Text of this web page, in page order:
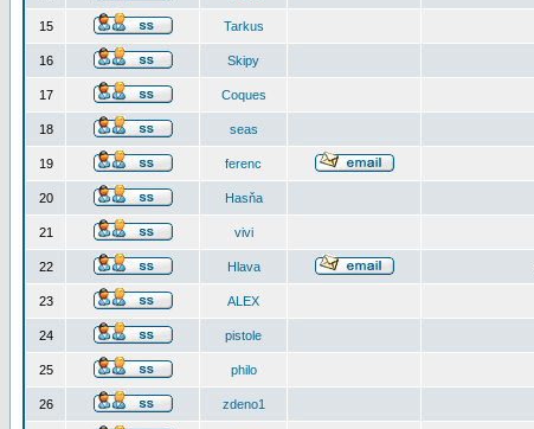
15 Tarkus
16 Skipy
17 Coques
18 seas
19 ferenc
20 Hasňa
21 vivi
22 Hlava
23 ALEX
24 pistole
25 philo
26 zdeno1